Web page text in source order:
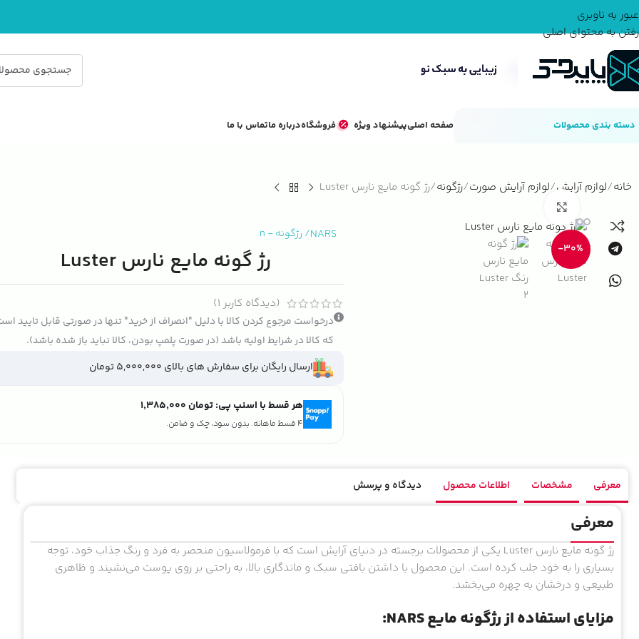
عبور به ناوبری
رفتن به محتوای اصلی
دسته بندی محصولات صفحه اصلیپیشنهاد ویژه فروشگاهدرباره ماتماس با ما
خانه لوازم آرایش لوازم آرایش صورت رژگونه رژ گونه مایع نارس Luster
-30%
NARS
/ رژگونه-
n
رژ گونه مایع نارس Luster
(دیدگاه کاربر 1
)
درخواست مرجوع کردن کالا با دلیل "انصراف از خرید" تنها در صورتی قابل تایید
که کالا در شرایط اولیه باشد (در صورت پلمپ بودن، کالا نباید باز شده باشد).
ارسال رایگان برای سفارش های بالای 5,000,000 تومان
هر قسط با اسنپ پی:تومان ۱٬۳۸۵٬۰۰۰
4 قسط ماهانه. بدون سود، چک و ضامن.
معرفی مشخصات اطلاعات محصول دیدگاه و پرسش
معرفی
رژ گونه مایع نارس Luster یکی از محصولات برجسته در دنیای آرایش است که با فرمولاسیون منحصر به فرد و رنگ‌ جذاب خود، توجه
بسیاری را به خود جلب کرده است. این محصول با داشتن بافتی سبک و ماندگاری بالا، به راحتی بر روی پوست می‌نشیند و ظاهری
طبیعی و درخشان به چهره می‌بخشد.
مزایای استفاده از رژگونه مایع NARS: